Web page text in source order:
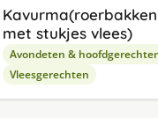
Kavurma(roerbakken
met stukjes vlees)
Avondeten &
Vleesgerechten